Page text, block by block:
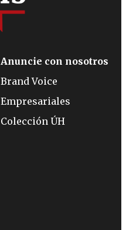
Anuncie con nosotros
Brand Voice
Empresariales
Colección ÚH